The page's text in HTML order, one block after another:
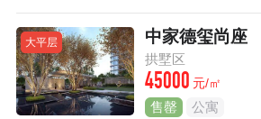
大平层 中家德玺尚座
拱墅区
45000 元/㎡
售罄 公寓